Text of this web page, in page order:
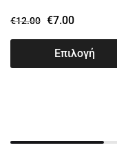
€12.00 €7.00
Επιλογή